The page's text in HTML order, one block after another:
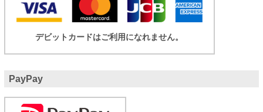
デビットカードはご利用になれません。
PayPay